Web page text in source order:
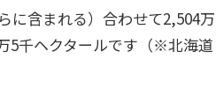
に含まれる）合わせて2,504万
5千ヘクタールです（※北海道